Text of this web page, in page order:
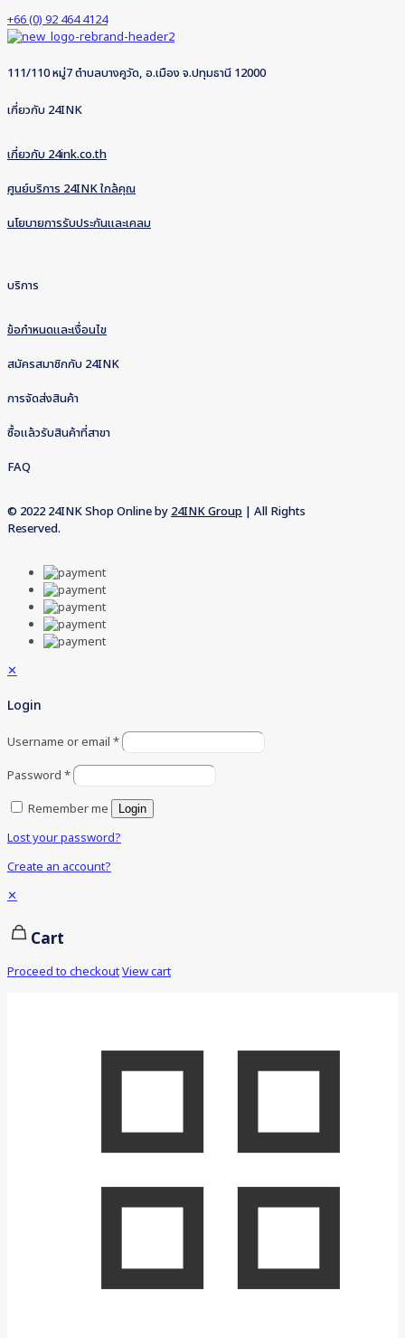
+66 (0) 92 464 4124
111/110 หมู่7 ตำบลบางคูวัด, อ.เมือง จ.ปทุมธานี 12000
เกี่ยวกับ 24INK
เกี่ยวกับ 24ink.co.th
ศูนย์บริการ 24INK ใกล้คุณ
นโยบายการรับประกันและเคลม
บริการ
ข้อกำหนดและเงื่อนไข
สมัครสมาชิกกับ 24INK
การจัดส่งสินค้า
ซื้อแล้วรับสินค้าที่สาขา
FAQ
© 2022 24INK Shop Online by24INK Group | All Rights
Reserved.
✕
Login
Username or email *
Password *
Remember me
Login
Lost your password?
Create an account?
✕
Cart
Proceed to checkoutView cart